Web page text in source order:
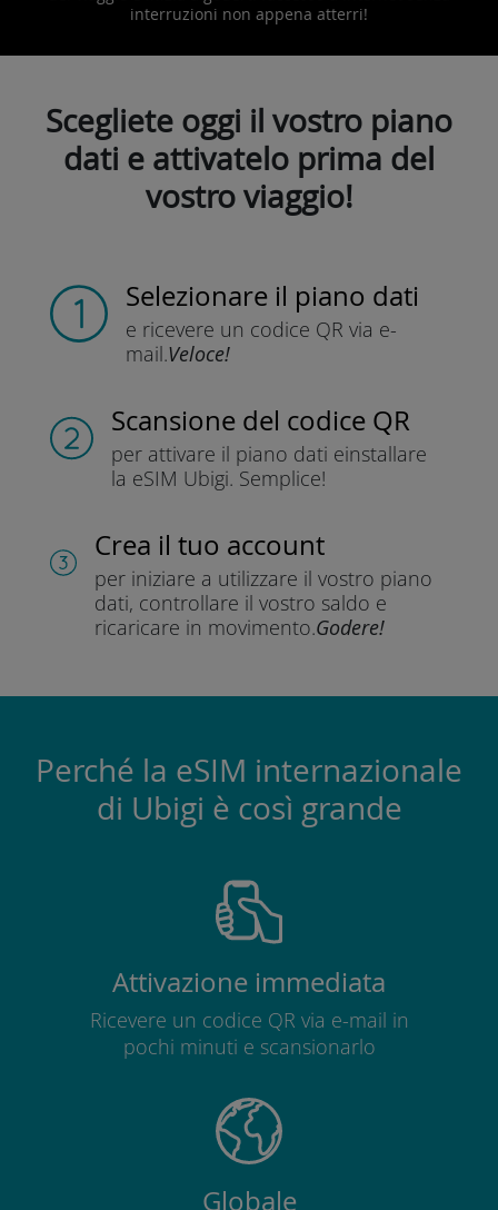
interruzioni non appena atterri!
Scegliete oggi il vostro piano
dati e attivatelo prima del
vostro viaggio!
Selezionare il piano dati
e ricevere un codice QR via e-
mail.Veloce!
Scansione del codice QR
per attivare il piano dati einstallare
la eSIM Ubigi. Semplice!
Crea il tuo account
per iniziare a utilizzare il vostro piano
dati, controllare il vostro saldo e
ricaricare in movimento.Godere!
Perché la eSIM internazionale
di Ubigi è così grande
Attivazione immediata
Ricevere un codice QR via e-mail in
pochi minuti e scansionarlo
Globale